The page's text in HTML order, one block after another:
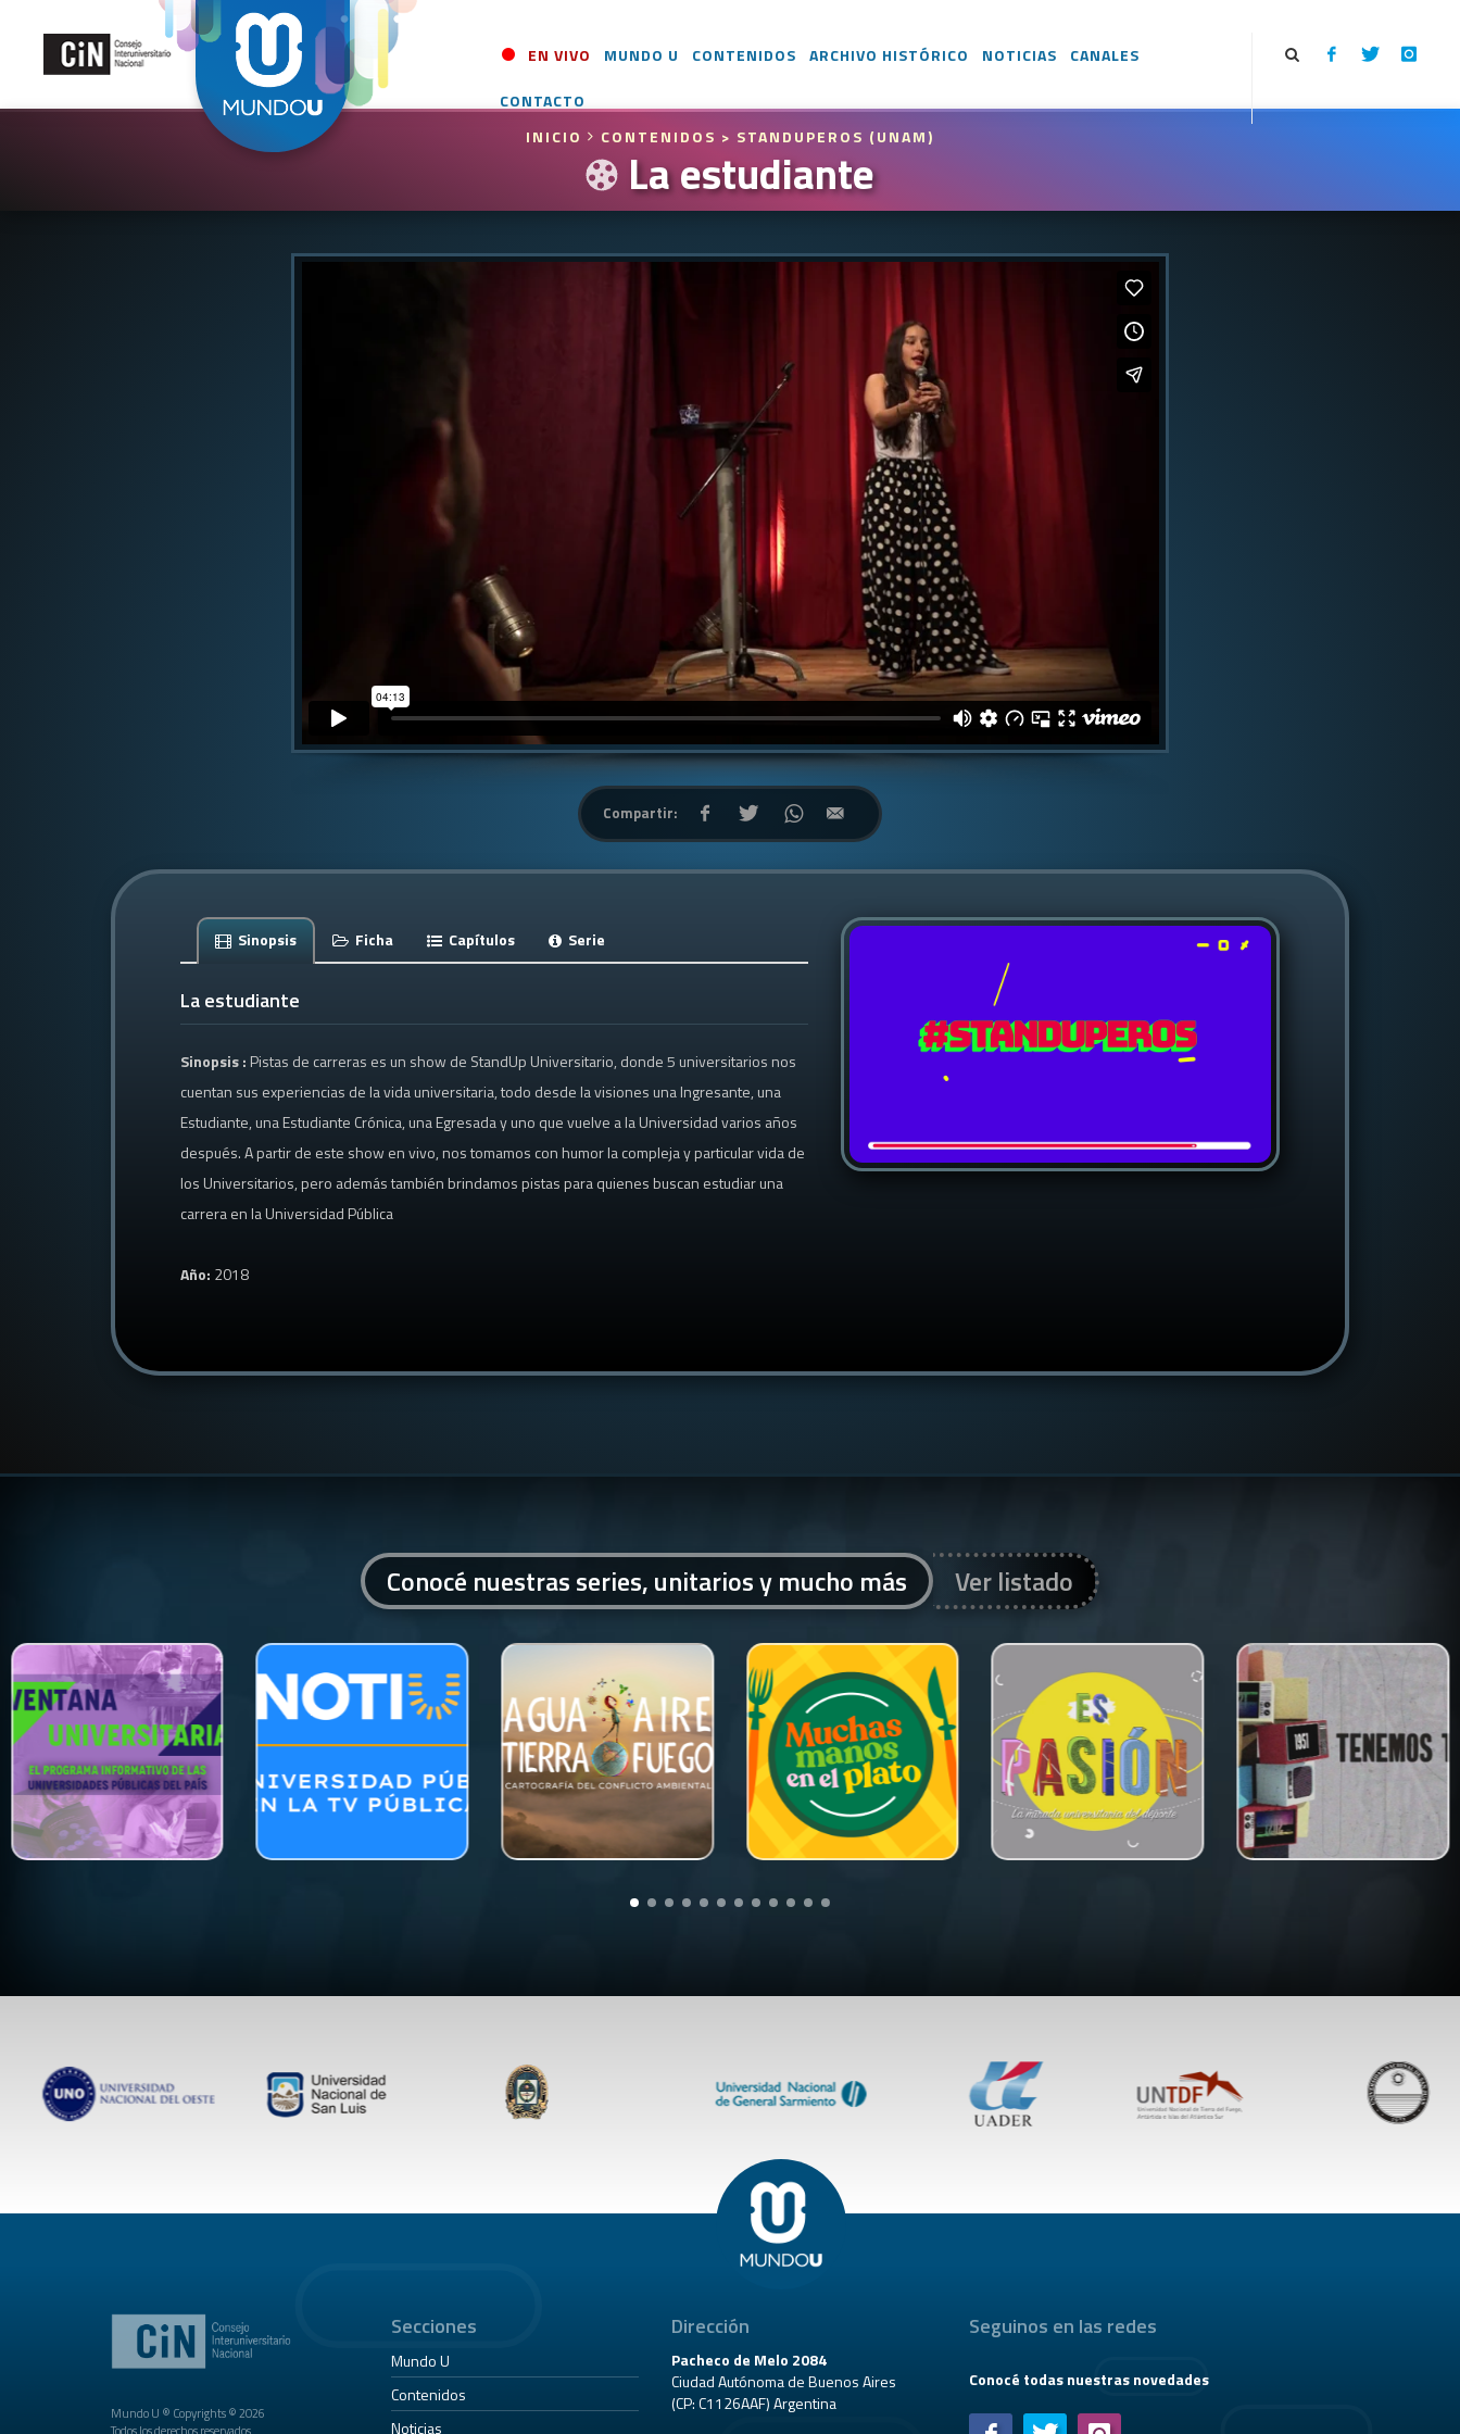
EN VIVO MUNDO U CONTENIDOS ARCHIVO HISTÓRICO NOTICIAS
CANALES
CONTACTO
INICIO
CONTENIDOS > STANDUPEROS (UNAM)
La estudiante
Compartir:
Sinopsis Ficha Capítulos Serie
La estudiante
Sinopsis : Pistas de carreras es un show de StandUp Universitario, donde 5 universitarios nos
cuentan sus experiencias de la vida universitaria, todo desde la visiones una Ingresante, una
Estudiante, una Estudiante Crónica, una Egresada y uno que vuelve a la Universidad varios años
después. A partir de este show en vivo, nos tomamos con humor la compleja y particular vida de
los Universitarios, pero además también brindamos pistas para quienes buscan estudiar una
carrera en la Universidad Pública
Año: 2018
Conocé nuestras series, unitarios y mucho más Ver listado
Mundo U ® Copyrights © 2026
Todos los derechos reservados.
Secciones
Mundo U
Contenidos
Noticias
Dirección
Pacheco de Melo 2084
Ciudad Autónoma de Buenos Aires
(CP: C1126AAF) Argentina
Seguinos en las redes
Conocé todas nuestras novedades